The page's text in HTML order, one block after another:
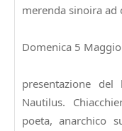
merenda sinoira ad
Domenica 5
presentazione
Nautilus.
poeta, anarchico